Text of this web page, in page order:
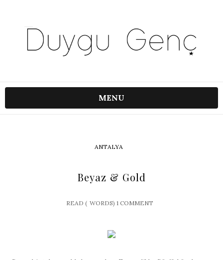
MENU
ANTALYA
Beyaz & Gold
READ ( WORDS) 1 COMMENT